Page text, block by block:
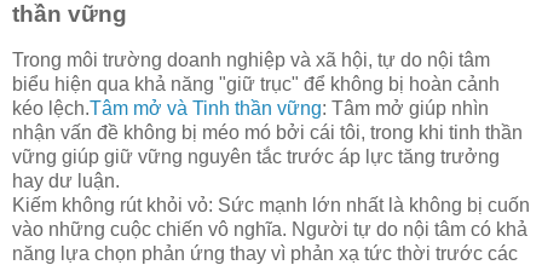
thần vững
Trong môi trường doanh nghiệp và xã hội, tự do nội tâm
biểu hiện qua khả năng "giữ trục" để không bị hoàn cảnh
kéo lệch.Tâm mở và Tinh thần vững: Tâm mở giúp nhìn
nhận vấn đề không bị méo mó bởi cái tôi, trong khi tinh thần
vững giúp giữ vững nguyên tắc trước áp lực tăng trưởng
hay dư luận.
Kiếm không rút khỏi vỏ: Sức mạnh lớn nhất là không bị cuốn
vào những cuộc chiến vô nghĩa. Người tự do nội tâm có khả
năng lựa chọn phản ứng thay vì phản xạ tức thời trước các